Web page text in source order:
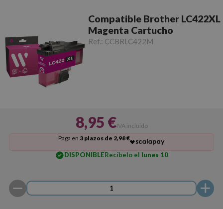
Compatible Brother LC422XL
Magenta Cartucho
Ref.: CCBRLC422M
8,95 €IVA incluido
Paga en 3 plazos de 2,98 €
DISPONIBLERecíbelo el lunes 10